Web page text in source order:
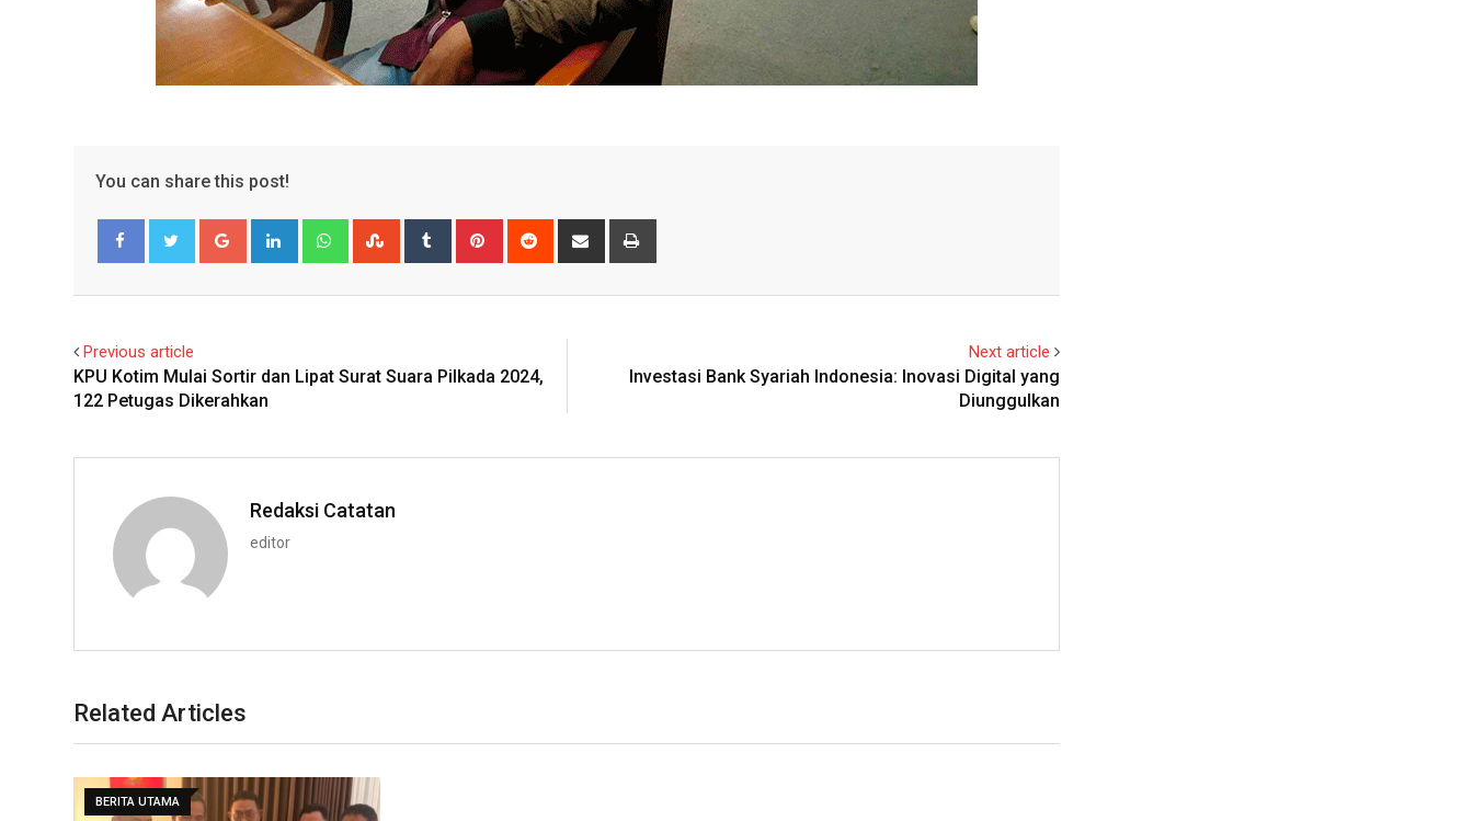
You can share this post!
Google+ LinkedIn WhatsappStumbleUpon
Tumblr Pinterest Reddit
Share
Previous article
KPU Kotim Mulai Sortir dan Lipat Surat Suara Pilkada 2024,
122 Petugas Dikerahkan
Next article
Investasi Bank Syariah Indonesia: Inovasi Digital yang
Diunggulkan
Redaksi Catatan
editor
Related Articles
BERITA UTAMA